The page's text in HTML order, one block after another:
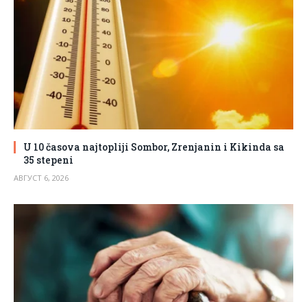
U 10 časova najtopliji Sombor, Zrenjanin i Kikinda sa
35 stepeni
АВГУСТ 6, 2026